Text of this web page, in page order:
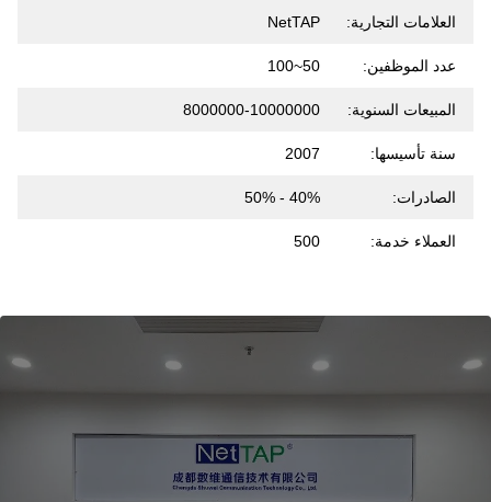
العلامات التجارية: NetTAP
عدد الموظفين: 50~100
المبيعات السنوية: 8000000-10000000
سنة تأسيسها: 2007
الصادرات: 40% - 50%
العملاء خدمة: 500